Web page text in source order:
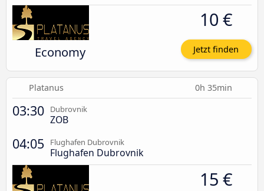
Economy
10 €
Jetzt finden
Platanus 0h 35min
03:30 Dubrovnik
ZOB
04:05 Flughafen Dubrovnik
Flughafen Dubrovnik
15 €